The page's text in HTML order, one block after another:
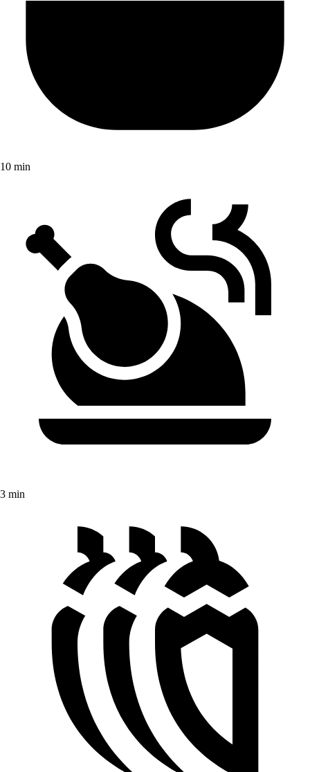
10 min
3 min